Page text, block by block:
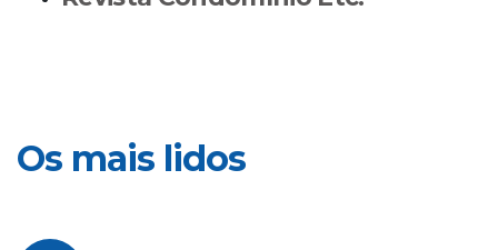
Os mais lidos